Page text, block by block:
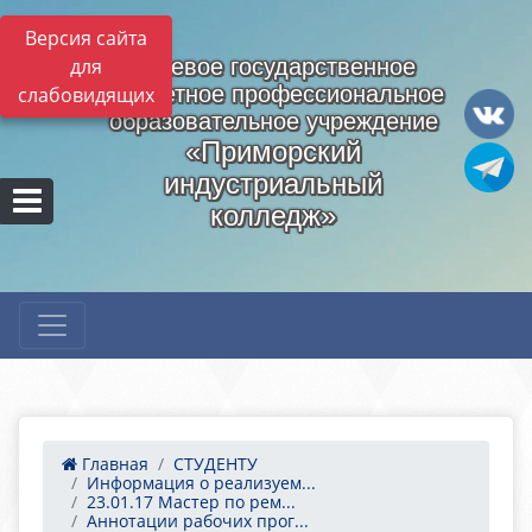
Версия сайта
для
слабовидящих
Краевое государственное
бюджетное профессиональное
образовательное учреждение
«Приморский
индустриальный
колледж»
Главная
СТУДЕНТУ
Информация о реализуем...
23.01.17 Мастер по рем...
Аннотации рабочих прог...